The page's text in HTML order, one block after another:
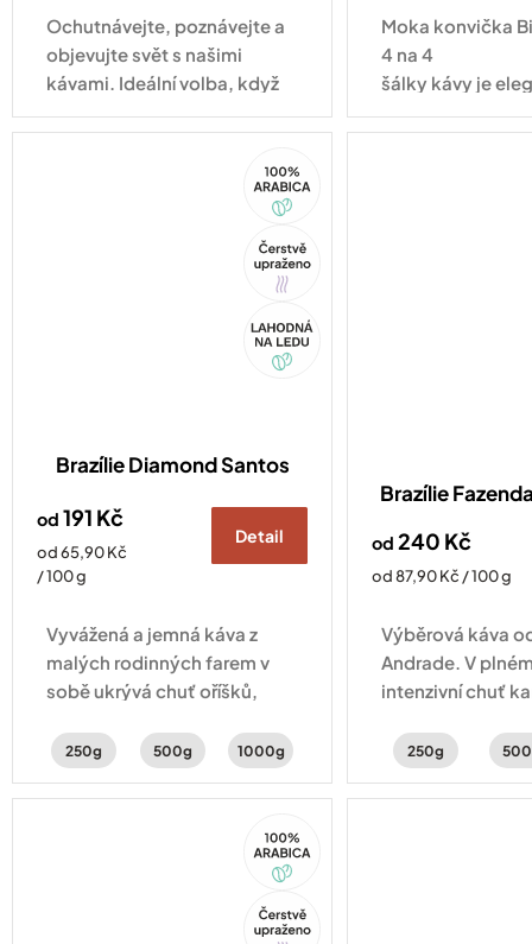
Ochutnávejte, poznávejte a
objevujte svět s našimi
kávami. Ideální volba, když
se nemůžete rozhodnout!
Moka konvička
4 na 4
šálky kávy je
tradičním
a v hliníkovém
Tip
Arabica
Brazílie Diamond Santos
od 191 Kč
Měrná
cena:
od 65,90 Kč
/ 100 g
Detail
Vyvážená a jemná káva z
malých rodinných farem v
sobě ukrývá chuť oříšků,
250g 500g 1000g
Brazílie
od 240 Kč
Měrná
od 87,90 Kč / 100 g
Výběrová káva
Andrade. V
intenzivní chuť
250g
Tip
Arabica